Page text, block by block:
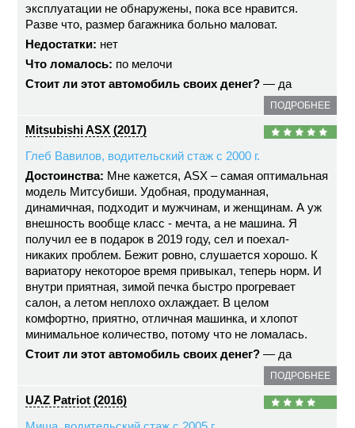
эксплуатации не обнаружены, пока все нравится.
Разве что, размер багажника больно маловат.
Недостатки: нет
Что ломалось: по мелочи
Стоит ли этот автомобиль своих денег? — да
ПОДРОБНЕЕ
Mitsubishi ASX (2017)
Глеб Вавилов, водительский стаж с 2000 г.
Достоинства: Мне кажется, ASX – самая оптимальная
модель Митсубиши. Удобная, продуманная,
динамичная, подходит и мужчинам, и женщинам. А уж
внешность вообще класс - мечта, а не машина. Я
получил ее в подарок в 2019 году, сел и поехал-
никаких проблем. Бежит ровно, слушается хорошо. К
вариатору некоторое время привыкал, теперь норм. И
внутри приятная, зимой печка быстро прогревает
салон, а летом неплохо охлаждает. В целом
комфортно, приятно, отличная машинка, и хлопот
минимальное количество, потому что не ломалась.
Стоит ли этот автомобиль своих денег? — да
ПОДРОБНЕЕ
UAZ Patriot (2016)